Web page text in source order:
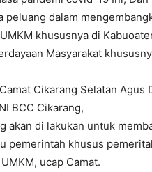
peluang dalam
khususnya di
Masyarakat
Cikarang Selatan
BCC Cikarang,
akan di lakukan untuk
pemerintah khusus
ucap Camat.